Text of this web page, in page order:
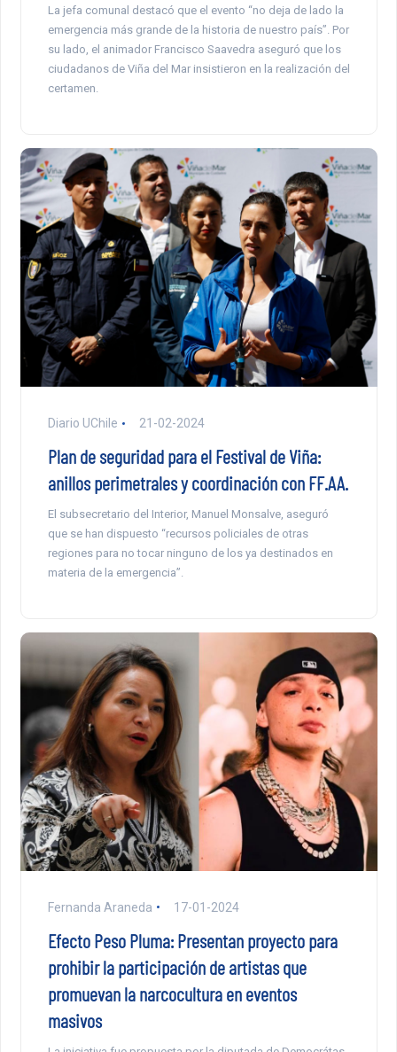
La jefa comunal destacó que el evento “no deja de lado la
emergencia más grande de la historia de nuestro país”. Por
su lado, el animador Francisco Saavedra aseguró que los
ciudadanos de Viña del Mar insistieron en la realización del
certamen.
Diario UChile 21-02-2024
Plan de seguridad para el Festival de Viña:
anillos perimetrales y coordinación con FF.AA.
El subsecretario del Interior, Manuel Monsalve, aseguró
que se han dispuesto “recursos policiales de otras
regiones para no tocar ninguno de los ya destinados en
materia de la emergencia”.
Fernanda Araneda 17-01-2024
Efecto Peso Pluma: Presentan proyecto para
prohibir la participación de artistas que
promuevan la narcocultura en eventos
masivos